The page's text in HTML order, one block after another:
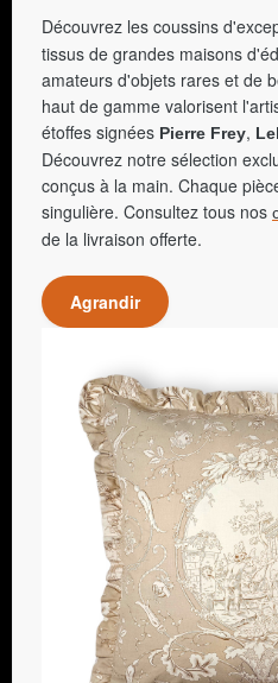
Découvrez les coussins
tissus de grandes maisons
amateurs d'objets rares et de
haut de gamme valorisent
étoffes signées Pierre Frey,
Découvrez notre sélection
conçus à la main. Chaque
singulière. Consultez tous nos
de la livraison offerte.
Agrandir